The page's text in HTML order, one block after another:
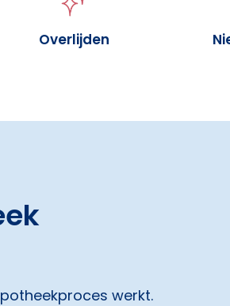
Overlijden
werkt.